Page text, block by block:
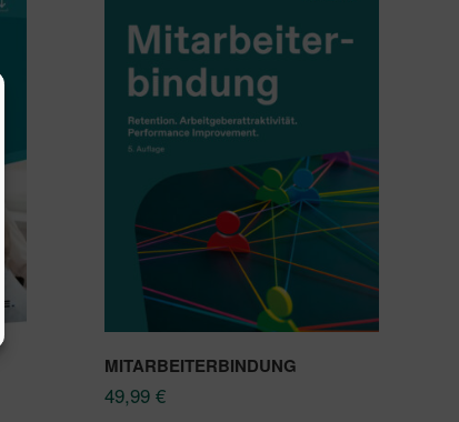
MITARBEITERBINDUNG
49,99 €